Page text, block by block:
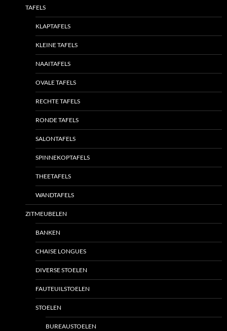
TAFELS
KLAPTAFELS
KLEINE TAFELS
NAAITAFELS
OVALE TAFELS
RECHTE TAFELS
RONDE TAFELS
SALONTAFELS
SPINNEKOPTAFELS
THEETAFELS
WANDTAFELS
ZITMEUBELEN
BANKEN
CHAISE LONGUES
DIVERSE STOELEN
FAUTEUILSTOELEN
STOELEN
BUREAUSTOELEN